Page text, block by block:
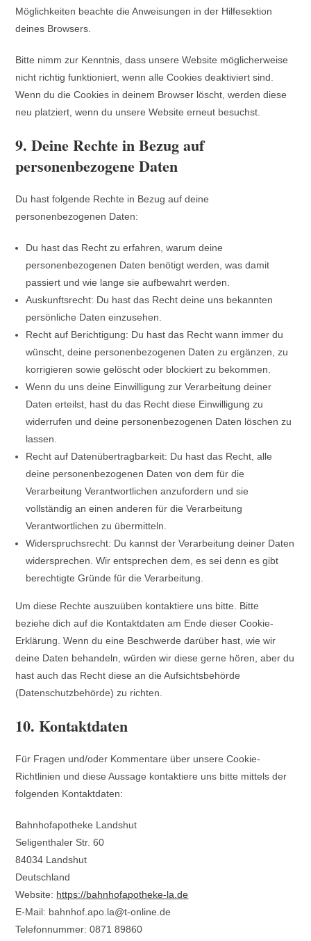
Möglichkeiten beachte die Anweisungen in der Hilfesektion
deines Browsers.
Bitte nimm zur Kenntnis, dass unsere Website möglicherweise
nicht richtig funktioniert, wenn alle Cookies deaktiviert sind.
Wenn du die Cookies in deinem Browser löscht, werden diese
neu platziert, wenn du unsere Website erneut besuchst.
9. Deine Rechte in Bezug auf
personenbezogene Daten
Du hast folgende Rechte in Bezug auf deine
personenbezogenen Daten:
Du hast das Recht zu erfahren, warum deine
personenbezogenen Daten benötigt werden, was damit
passiert und wie lange sie aufbewahrt werden.
Auskunftsrecht: Du hast das Recht deine uns bekannten
persönliche Daten einzusehen.
Recht auf Berichtigung: Du hast das Recht wann immer du
wünscht, deine personenbezogenen Daten zu ergänzen, zu
korrigieren sowie gelöscht oder blockiert zu bekommen.
Wenn du uns deine Einwilligung zur Verarbeitung deiner
Daten erteilst, hast du das Recht diese Einwilligung zu
widerrufen und deine personenbezogenen Daten löschen zu
lassen.
Recht auf Datenübertragbarkeit: Du hast das Recht, alle
deine personenbezogenen Daten von dem für die
Verarbeitung Verantwortlichen anzufordern und sie
vollständig an einen anderen für die Verarbeitung
Verantwortlichen zu übermitteln.
Widerspruchsrecht: Du kannst der Verarbeitung deiner Daten
widersprechen. Wir entsprechen dem, es sei denn es gibt
berechtigte Gründe für die Verarbeitung.
Um diese Rechte auszuüben kontaktiere uns bitte. Bitte
beziehe dich auf die Kontaktdaten am Ende dieser Cookie-
Erklärung. Wenn du eine Beschwerde darüber hast, wie wir
deine Daten behandeln, würden wir diese gerne hören, aber du
hast auch das Recht diese an die Aufsichtsbehörde
(Datenschutzbehörde) zu richten.
10. Kontaktdaten
Für Fragen und/oder Kommentare über unsere Cookie-
Richtlinien und diese Aussage kontaktiere uns bitte mittels der
folgenden Kontaktdaten:
Bahnhofapotheke Landshut
Seligenthaler Str. 60
84034 Landshut
Deutschland
Website: https://bahnhofapotheke-la.de
E-Mail: bahnhof.apo.la@t-online.de
Telefonnummer: 0871 89860